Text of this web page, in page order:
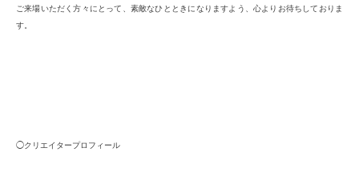
ご来場いただく方々にとって、素敵なひとときになりますよう 、心よりお待ちしておりま
す。
◯クリエイタープロフィール